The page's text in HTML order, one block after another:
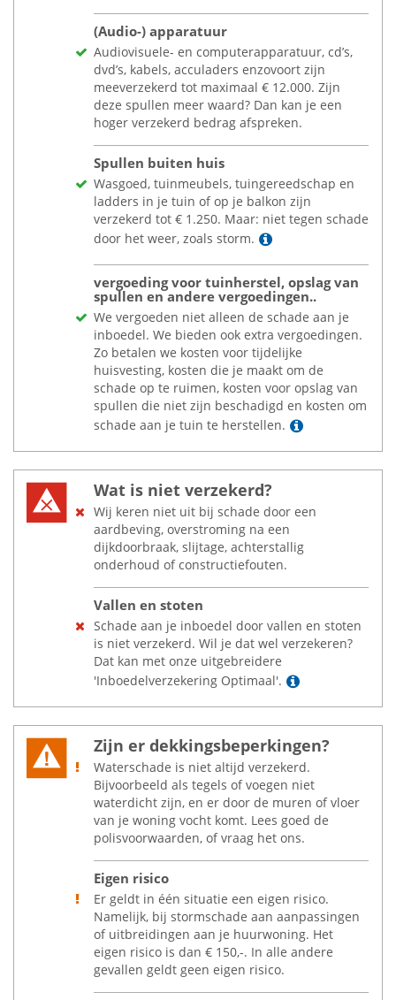
(Audio-) apparatuur
Audiovisuele- en computerapparatuur, cd’s,
dvd’s, kabels, acculaders enzovoort zijn
meeverzekerd tot maximaal € 12.000. Zijn
deze spullen meer waard? Dan kan je een
hoger verzekerd bedrag afspreken.
Spullen buiten huis
Wasgoed, tuinmeubels, tuingereedschap en
ladders in je tuin of op je balkon zijn
verzekerd tot € 1.250. Maar: niet tegen schade
door het weer, zoals storm.
Lees meer
vergoeding voor tuinherstel, opslag van
spullen en andere vergoedingen..
We vergoeden niet alleen de schade aan je
inboedel. We bieden ook extra vergoedingen.
Zo betalen we kosten voor tijdelijke
huisvesting, kosten die je maakt om de
schade op te ruimen, kosten voor opslag van
spullen die niet zijn beschadigd en kosten om
schade aan je tuin te herstellen.
Lees meer
Wat is niet verzekerd?
Wij keren niet uit bij schade door een
aardbeving, overstroming na een
dijkdoorbraak, slijtage, achterstallig
onderhoud of constructiefouten.
Vallen en stoten
Schade aan je inboedel door vallen en stoten
is niet verzekerd. Wil je dat wel verzekeren?
Dat kan met onze uitgebreidere
'Inboedelverzekering Optimaal'.
Lees meer
Zijn er dekkingsbeperkingen?
Waterschade is niet altijd verzekerd.
Bijvoorbeeld als tegels of voegen niet
waterdicht zijn, en er door de muren of vloer
van je woning vocht komt. Lees goed de
polisvoorwaarden, of vraag het ons.
Eigen risico
Er geldt in één situatie een eigen risico.
Namelijk, bij stormschade aan aanpassingen
of uitbreidingen aan je huurwoning. Het
eigen risico is dan € 150,-. In alle andere
gevallen geldt geen eigen risico.